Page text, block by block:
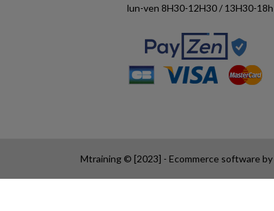
lun-ven 8H30-12H30 / 13H30-18h
Mtraining © [2023] - Ecommerce software